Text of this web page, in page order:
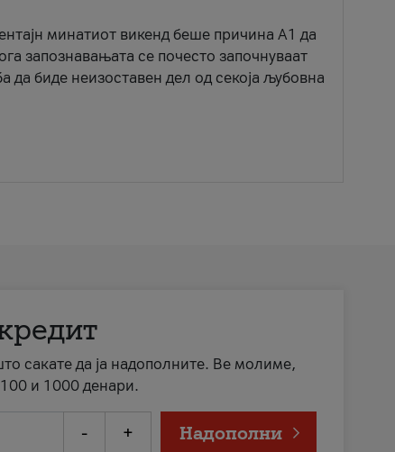
минатиот викенд беше причина А1 да
запознавањата се почесто започнуваат
да биде неизоставен дел од секоја љубовна
сакате да ја надополните. Ве молиме,
100 и 1000 денари.
- + Надополни